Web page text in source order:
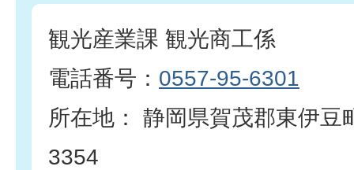
観光産業課 観光商工係
電話番号： 0557-95-6301
所在地： 静岡県賀茂郡東伊豆
3354